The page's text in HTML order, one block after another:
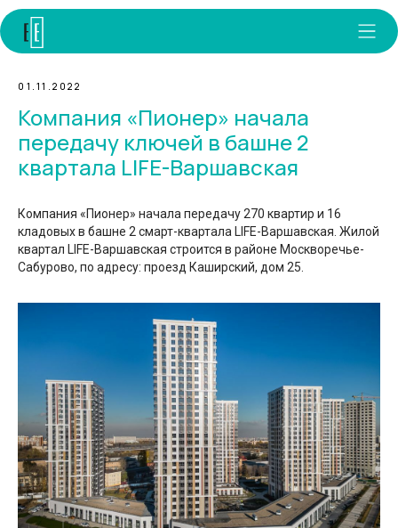
01.11.2022
Компания «Пионер» начала
передачу ключей в башне 2
квартала LIFE-Варшавская
Компания «Пионер» начала передачу 270 квартир и 16
кладовых в башне 2 смарт-квартала LIFE-Варшавская. Жилой
квартал LIFE-Варшавская строится в районе Москворечье-
Сабурово, по адресу: проезд Каширский, дом 25.